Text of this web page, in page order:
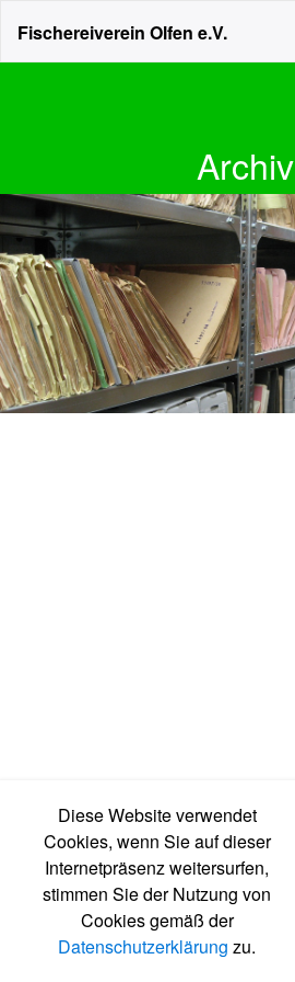
Fischereiverein Olfen e.V.
Archiv
Diese Website verwendet
Cookies, wenn Sie auf dieser
Internetpräsenz weitersurfen,
stimmen Sie der Nutzung von
Cookies gemäß der
Datenschutzerklärung zu.